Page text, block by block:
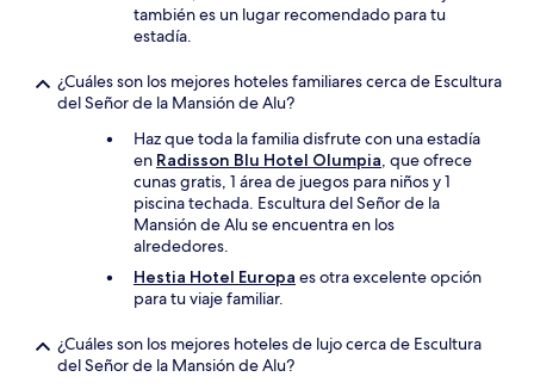
también es un lugar recomendado para tu
estadía.
¿Cuáles son los mejores hoteles familiares cerca de Escultura
del Señor de la Mansión de Alu?
Haz que toda la familia disfrute con una estadía
en Radisson Blu Hotel Olumpia, que ofrece
cunas gratis, 1 área de juegos para niños y 1
piscina techada. Escultura del Señor de la
Mansión de Alu se encuentra en los
alrededores.
Hestia Hotel Europa es otra excelente opción
para tu viaje familiar.
¿Cuáles son los mejores hoteles de lujo cerca de Escultura
del Señor de la Mansión de Alu?